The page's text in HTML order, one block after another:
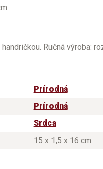
Ručná výroba:
Prírodná
Prírodná
Srdca
15 x 1,5 x 16 cm